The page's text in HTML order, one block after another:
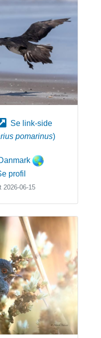
Se link-side
pomarinus)
profil
2026-06-15